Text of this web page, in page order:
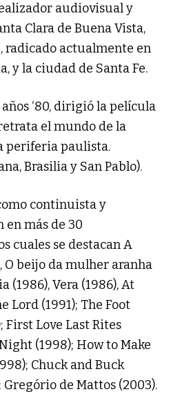
audiovisual y
Clara de Buena Vista,
radicado actualmente en
y la ciudad de Santa Fe.
‘80, dirigió la película
el mundo de la
periferia paulista.
Brasilia y San Pablo).
continuista y
más de 30
cuales se destacan A
O beijo da mulher aranha
(1986), Vera (1986), At
Lord (1991); The Foot
First Love Last Rites
(1998); How to Make
Chuck and Buck
Gregório de Mattos (2003).